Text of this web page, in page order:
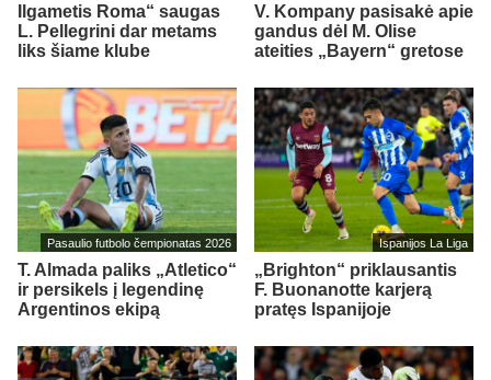
Ilgametis Roma“ saugas
L. Pellegrini dar metams
liks šiame klube
V. Kompany pasisakė apie
gandus dėl M. Olise
ateities „Bayern“ gretose
Pasaulio futbolo čempionatas 2026
T. Almada paliks „Atletico“
ir persikels į legendinę
Argentinos ekipą
Ispanijos La Liga
„Brighton“ priklausantis
F. Buonanotte karjerą
pratęs Ispanijoje